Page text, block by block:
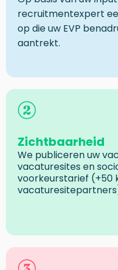
recruitmentexpert
op die uw EVP
aantrekt.
Zichtbaarheid
We publiceren uw
vacaturesites en
voorkeurstarief (+50